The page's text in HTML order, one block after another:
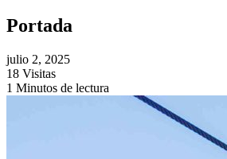
Portada
julio 2, 2025
18 Visitas
1 Minutos de lectura